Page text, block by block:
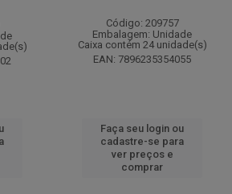
Código: 209757
Embalagem: Unidade
Caixa contém 24 unidade(s)
EAN: 7896235354055
Faça seu login ou
cadastre-se para
ver preços e
comprar